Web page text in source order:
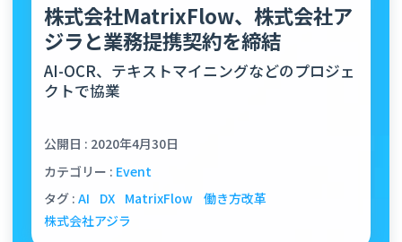
株式会社MatrixFlow、株式会社ア
ジラと業務提携契約を締結
AI-OCR、テキストマイニングなどのプロジェ
クトで協業
公開日 : 2020年4月30日
カテゴリー : Event
タグ : AI DX MatrixFlow 働き方改革
株式会社アジラ